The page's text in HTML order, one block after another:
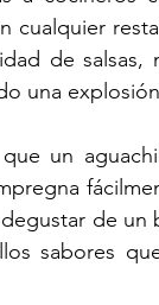
cualquier
de
una
un
de un
sabores